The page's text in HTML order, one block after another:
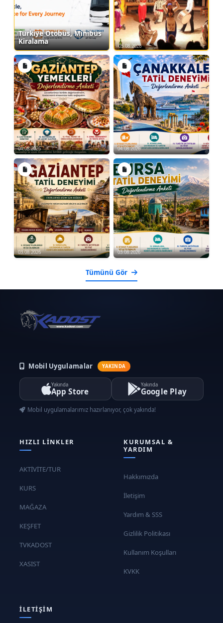
Türkiye Otobüs, Minibüs
Kiralama
05.08.2026
04.08.2026 04.08.2026
03.08.2026 03.08.2026
Tümünü Gör
Mobil Uygulamalar YAKINDA
Yakında
App Store
Yakında
Google Play
Mobil uygulamalarımız hazırlanıyor, çok yakında!
HIZLI LINKLER
AKTİVİTE/TUR
KURS
MAĞAZA
KEŞFET
TVKADOST
XASIST
KURUMSAL &
YARDIM
Hakkımızda
İletişim
Yardım & SSS
Gizlilik Politikası
Kullanım Koşulları
KVKK
İLETIŞIM